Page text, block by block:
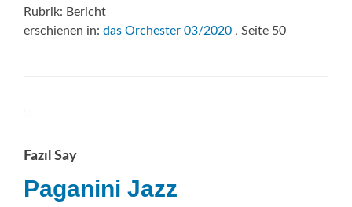
Rubrik: Bericht
erschienen in: das Orchester 03/2020 , Seite 50
Fazıl Say
Paganini Jazz